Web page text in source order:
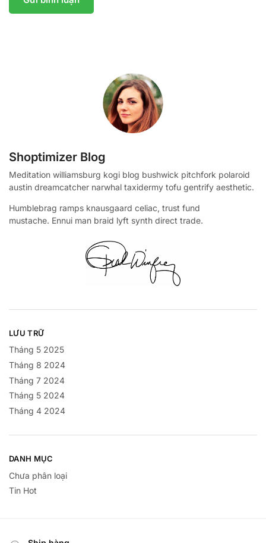
Shoptimizer Blog
Meditation williamsburg kogi blog bushwick pitchfork polaroid
austin dreamcatcher narwhal taxidermy tofu gentrify aesthetic.
Humblebrag ramps knausgaard celiac, trust fund
mustache. Ennui man braid lyft synth direct trade.
LƯU TRỮ
Tháng 5 2025
Tháng 8 2024
Tháng 7 2024
Tháng 5 2024
Tháng 4 2024
DANH MỤC
Chưa phân loại
Tin Hot